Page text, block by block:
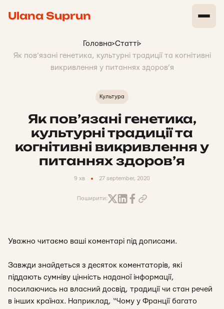
Ulana Suprun
Головна>Статті>
Як пов’язані генетика, культурні традиції та когнітивні
викривлення у питаннях здоров’я
Культура
Як пов’язані генетика,
культурні традиції та
когнітивні викривлення у
питаннях здоров’я
9 хв 27 september, 2020
Поширити:
Уважно читаємо ваші коментарі під дописами.
Завжди знайдеться з десяток коментаторів, які
піддають сумніву цінність наданої інформації,
посилаючись на власний досвід, традиції чи стан речей
в інших країнах. Наприклад, “Чому у Франції багато